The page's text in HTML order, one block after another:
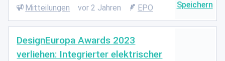
Mitteilungen vor 2 Jahren EPO
DesignEuropa Awards 2023
verliehen: Integrierter elektrischer